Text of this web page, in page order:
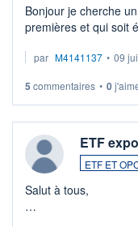
Bonjour je cherche
premières et qui soit
par M4141137 • 09
5 commentaires • 0
ETF
ETF ET
Salut à tous,